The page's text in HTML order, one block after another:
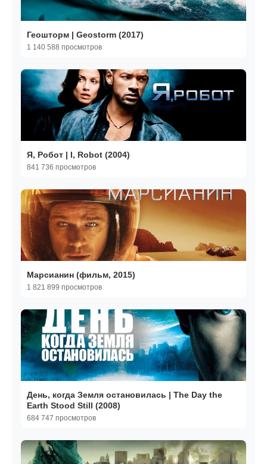
Геошторм | Geostorm (2017)
1 140 588 просмотров
Я, Робот | I, Robot (2004)
841 736 просмотров
Марсианин (фильм, 2015)
1 821 899 просмотров
День, когда Земля остановилась | The Day the
Earth Stood Still (2008)
684 747 просмотров